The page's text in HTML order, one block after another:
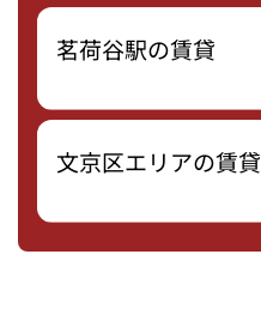
茗荷谷駅の賃貸
文京区エリアの賃貸